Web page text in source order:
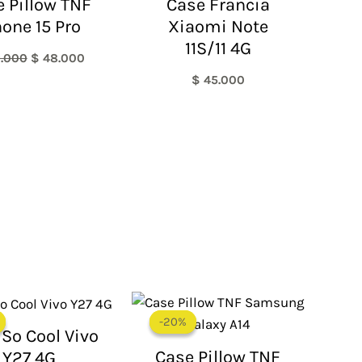
Pillow TNF
15 Pro
$ 60.000.
$ 48.000
$ 48.000.
Case Francia
Xiaomi Note
11S/11 4G
$ 45.000
Cool Vivo
El
precio
original
era:
El
precio
es:
-20%
-20%
Case Pillow TNF
El
original
El
precio